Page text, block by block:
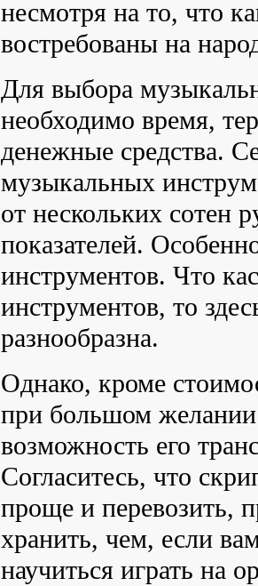
несмотря на то, что
востребованы на
Для выбора
необходимо время,
денежные средства.
музыкальных
от нескольких сотен
показателей.
инструментов. Что
инструментов, то
разнообразна.
Однако, кроме
при большом
возможность его
Согласитесь, что
проще и перевозить,
хранить, чем, если
научиться играть на